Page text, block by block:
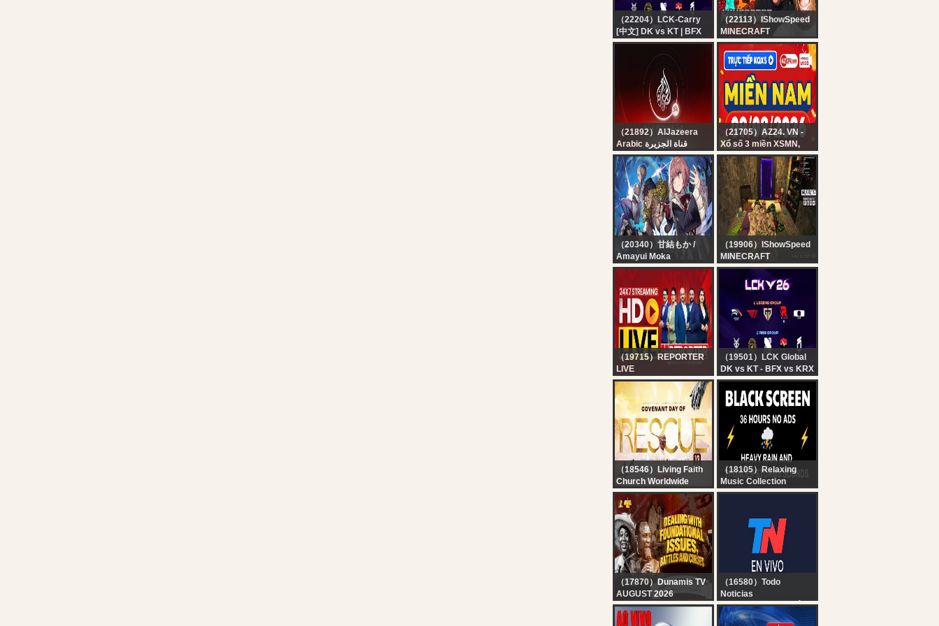
（22204）LCK-Carry
[中文] DK vs KT | BFX
vs KRX | 2026 LCK
（22113）IShowSpeed
MINECRAFT
HARDCORE ALL
BOSSES DAY 3 ???‍♂️ft.
KaiCenat
（21892）AlJazeera
Arabic قناة الجزيرة
البث الحي لقناة الجزيرة |
التغطية مستمرة
（21705）AZ24. VN -
Xổ số 3 miền XSMN,
XSMB, XSMT hôm nay
XSMN 9/8/2026 ? Trực
tiếp xổ số miền Nam
hôm nay chủ nhật -
SXMN ngày 9 tháng 8 -
XS miền Nam
（20340）甘結もか /
Amayui Moka
【第3回 #もかCUP
2on2】TOP8決勝トーナ
メント！！！【 ぶいすぽ
っ！甘結もか 】
（19906）IShowSpeed
MINECRAFT
HARDCORE ALL
BOSSES DAY 2 ???‍♂️ft.
KaiCenat (Part 2)
（19715）REPORTER
LIVE
24x7 Reporter Live TV |
Kerala Rain Alert Live |
HD Streaming | Latest
Malayalam News |
Reporter
（19501）LCK Global
DK vs KT - BFX vs KRX
| 2026 LCK
（18546）Living Faith
Church Worldwide
COVENANT DAY OF
RESCUE SERVICE | 9,
AUGUST 2026 | FAITH
TABERNACLE OTA
（18105）Relaxing
Music Collection
? Heavy Rain and
Sleeping - Black
Screen | Perfect
Thunderstorm for Rest,
（17870）Dunamis TV
AUGUST 2026
ANOINTING SERVICE ||
5 WEEKS OF REVIVAL
（16580）Todo
Noticias
TN EN VIVO - SEGUÍ LA
TRANSMISIÓN EN VIVO